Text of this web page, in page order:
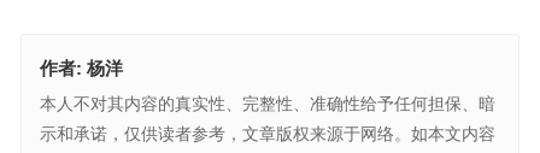
作者: 杨洋
本人不对其内容的真实性、完整性、准确性给予任何担保、暗
示和承诺，仅供读者参考，文章版权来源于网络。如本文内容